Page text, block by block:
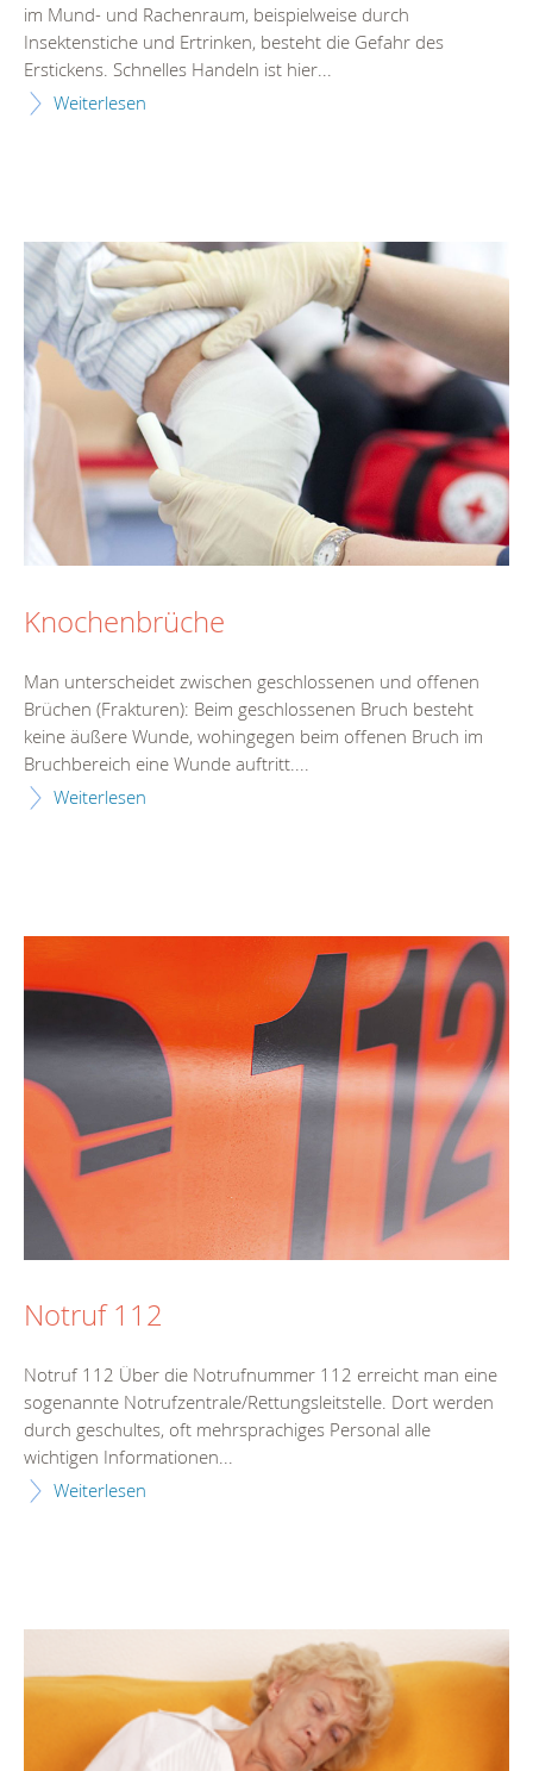
im Mund- und Rachenraum, beispielweise durch
Insektenstiche und Ertrinken, besteht die Gefahr des
Erstickens. Schnelles Handeln ist hier...
Weiterlesen
Knochenbrüche
Man unterscheidet zwischen geschlossenen und offenen
Brüchen (Frakturen): Beim geschlossenen Bruch besteht
keine äußere Wunde, wohingegen beim offenen Bruch im
Bruchbereich eine Wunde auftritt....
Weiterlesen
Notruf 112
Notruf 112 Über die Notrufnummer 112 erreicht man eine
sogenannte Notrufzentrale/Rettungsleitstelle. Dort werden
durch geschultes, oft mehrsprachiges Personal alle
wichtigen Informationen...
Weiterlesen